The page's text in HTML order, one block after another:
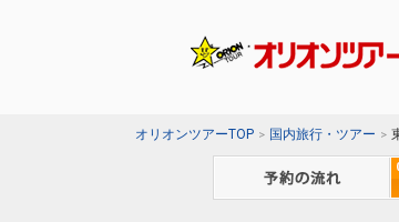
オリオンツアーTOP 国内旅行・ツアー